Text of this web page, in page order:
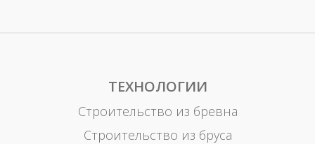
ТЕХНОЛОГИИ
Строительство из бревна
Строительство из бруса